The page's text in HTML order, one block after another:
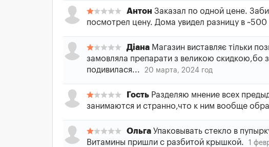
Антон Заказал по одной цене.
посмотрел цену. Дома увидел разницу в ~500
Діана Магазин виставляє тільки
замовляла препарати з великою скидкою,бо
подивилася...
20 марта, 2024 год
Гость Разделяю мнение всех
занимаются и странно,что к ним вообще
Ольга Упаковывать стекло в
Витамины пришли с разбитой крышкой.
1